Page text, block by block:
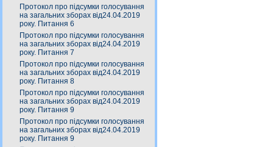
Протокол про підсумки голосування
на загальних зборах від24.04.2019
року. Питання 6
Протокол про підсумки голосування
на загальних зборах від24.04.2019
року. Питання 7
Протокол про підсумки голосування
на загальних зборах від24.04.2019
року. Питання 8
Протокол про підсумки голосування
на загальних зборах від24.04.2019
року. Питання 9
Протокол про підсумки голосування
на загальних зборах від24.04.2019
року. Питання 9